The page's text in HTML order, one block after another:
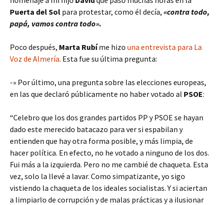
Puerta del Sol para protestar, como él decía, «contra todo,
papá, vamos contra todo».
Poco después, Marta Rubíme hizo una entrevista para La
Voz de Almería. Esta fue su última pregunta:
-» Por último, una pregunta sobre las elecciones europeas,
en las que declaró públicamente no haber votado al PSOE:
“Celebro que los dos grandes partidos PP y PSOE se hayan
dado este merecido batacazo para ver si espabilan y
entienden que hay otra forma posible, y más limpia, de
hacer política. En efecto, no he votado a ninguno de los dos.
Fui más a la izquierda. Pero no me cambié de chaqueta. Esta
vez, solo la llevé a lavar. Como simpatizante, yo sigo
vistiendo la chaqueta de los ideales socialistas. Y si aciertan
a limpiarlo de corrupción y de malas prácticas y a ilusionar